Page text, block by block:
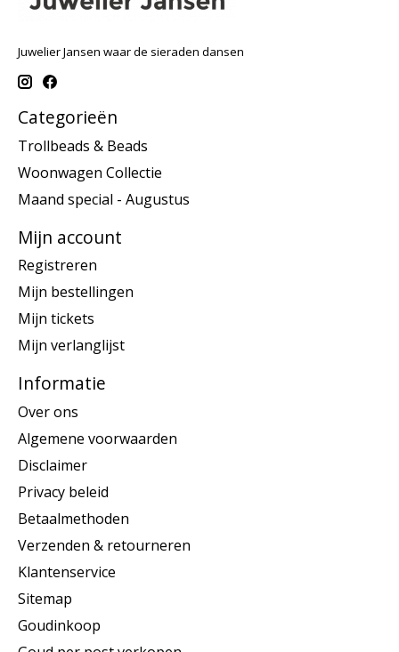
Juwelier Jansen waar de sieraden dansen
Categorieën
Trollbeads & Beads
Woonwagen Collectie
Maand special - Augustus
Mijn account
Registreren
Mijn bestellingen
Mijn tickets
Mijn verlanglijst
Informatie
Over ons
Algemene voorwaarden
Disclaimer
Privacy beleid
Betaalmethoden
Verzenden & retourneren
Klantenservice
Sitemap
Goudinkoop